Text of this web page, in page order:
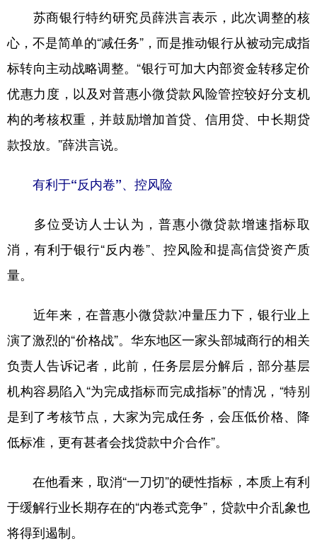
苏商银行特约研究员薛洪言表示，此次调整的核
心，不是简单的“减任务”，而是推动银行从被动完成指
标转向主动战略调整。“银行可加大内部资金转移定价
优惠力度，以及对普惠小微贷款风险管控较好分支机
构的考核权重，并鼓励增加首贷、信用贷、中长期贷
款投放。”薛洪言说。
有利于“反内卷”、控风险
多位受访人士认为，普惠小微贷款增速指标取
消，有利于银行“反内卷”、控风险和提高信贷资产质
量。
近年来，在普惠小微贷款冲量压力下，银行业上
演了激烈的“价格战”。华东地区一家头部城商行的相关
负责人告诉记者，此前，任务层层分解后，部分基层
机构容易陷入“为完成指标而完成指标”的情况，“特别
是到了考核节点，大家为完成任务，会压低价格、降
低标准，更有甚者会找贷款中介合作”。
在他看来，取消“一刀切”的硬性指标，本质上有利
于缓解行业长期存在的“内卷式竞争”，贷款中介乱象也
将得到遏制。